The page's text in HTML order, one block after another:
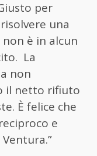
per
una
è in alcun
La
non
il netto rifiuto
È felice che
e